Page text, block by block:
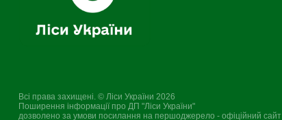
Всі права захищені. © Ліси України 2026
Поширення інформації про ДП "Ліси України"
дозволено за умови посилання на першоджерело - офіційний сайт